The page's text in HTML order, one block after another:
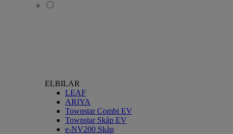
ELBILAR
LEAF
ARIYA
Townstar Combi EV
Townstar Skåp EV
e-NV200 Skåp